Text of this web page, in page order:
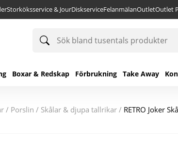
Storköksservice & JourDiskserviceFelanmälanOutletOutlet
Sök
bland
produkter
Boxar & Redskap Förbrukning Take Away
/ porslin / skålar & djupa tallrikar / RETRO Joker